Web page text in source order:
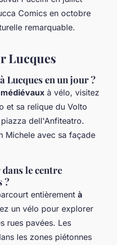
Comics en octobre
remarquable.
Lucques
Lucques en un jour ?
à vélo, visitez
et sa relique du Volto
dell'Anfiteatro.
Michele avec sa façade
le centre
?
entièrement à
un vélo pour explorer
rues pavées. Les
les zones piétonnes